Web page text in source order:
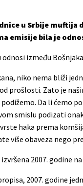
u Srbije
emisije bila je
između
niko nema bliži
prošlosti. Zato je
Da li ćemo
smislu podizati
haka prema
više obaveza nego
2007. godine
2007. godine